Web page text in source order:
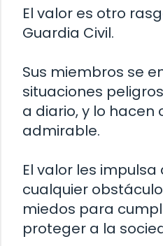
El valor es otro
Guardia Civil.
Sus miembros se
situaciones
a diario, y lo hacen
admirable.
El valor les
cualquier
miedos para
proteger a la